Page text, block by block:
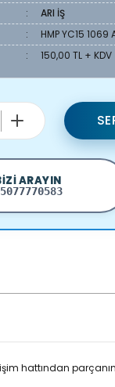
ARI İŞ
HMP YC15 1069
150,00 TL + KDV
ARAYIN
hattından